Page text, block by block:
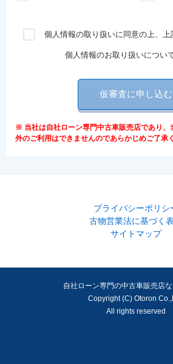
個人情報の取り扱いに同意の上、上
個人情報のお取り扱いについ
仮審査に申し込む
※ 当社は自社ローン専門中古車販売店であり、
外のご利用はできませんのであらかじめご了承
プライバシーポリシ
古物営業法に基づく
サイトマップ
自社ローン専門の中古車販売店
Copyright (C) Otoron
All rights reserved